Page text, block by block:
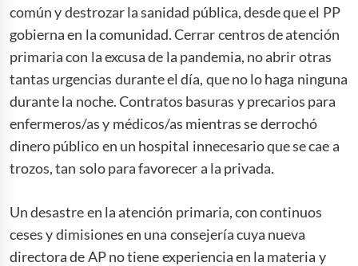
común y destrozar la sanidad pública, desde que el PP
gobierna en la comunidad. Cerrar centros de atención
primaria con la excusa de la pandemia, no abrir otras
tantas urgencias durante el día, que no lo haga ninguna
durante la noche. Contratos basuras y precarios para
enfermeros/as y médicos/as mientras se derrochó
dinero público en un hospital innecesario que se cae a
trozos, tan solo para favorecer a la privada.
Un desastre en la atención primaria, con continuos
ceses y dimisiones en una consejería cuya nueva
directora de AP no tiene experiencia en la materia y